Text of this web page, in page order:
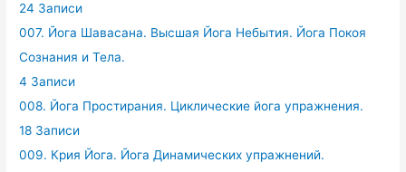
24 Записи
007. Йога Шавасана. Высшая Йога Небытия. Йога Покоя
Сознания и Тела.
4 Записи
008. Йога Простирания. Циклические йога упражнения.
18 Записи
009. Крия Йога. Йога Динамических упражнений.